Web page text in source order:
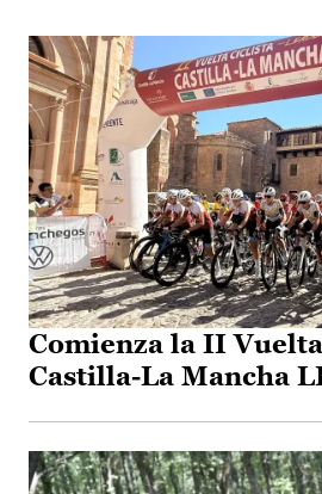
Comienza la II
Castilla-La Mancha